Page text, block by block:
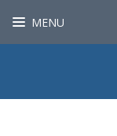
MENU